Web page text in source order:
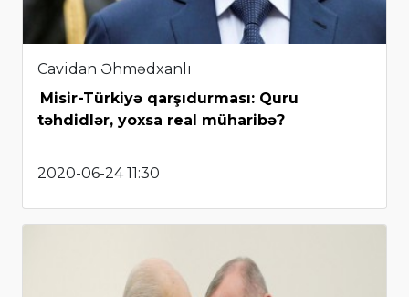
Cavidan Əhmədxanlı
Misir-Türkiyə qarşıdurması: Quru
təhdidlər, yoxsa real müharibə?
2020-06-24 11:30